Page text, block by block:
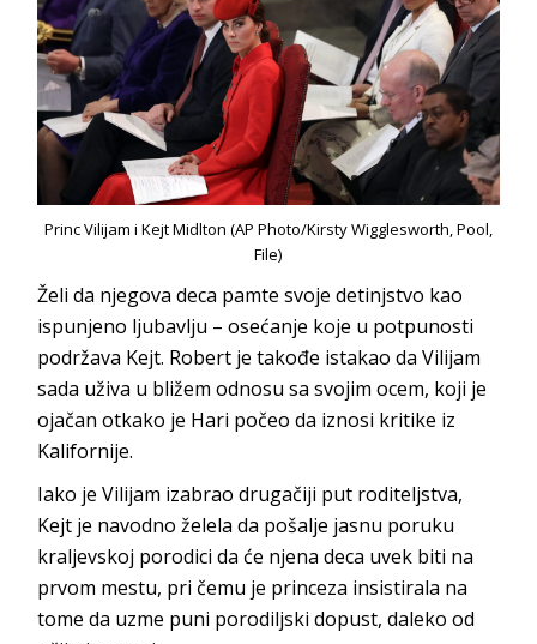
Princ Vilijam i Kejt Midlton (AP Photo/Kirsty Wigglesworth, Pool,
File)
Želi da njegova deca pamte svoje detinjstvo kao
ispunjeno ljubavlju – osećanje koje u potpunosti
podržava Kejt. Robert je takođe istakao da Vilijam
sada uživa u bližem odnosu sa svojim ocem, koji je
ojačan otkako je Hari počeo da iznosi kritike iz
Kalifornije.
Iako je Vilijam izabrao drugačiji put roditeljstva,
Kejt je navodno želela da pošalje jasnu poruku
kraljevskoj porodici da će njena deca uvek biti na
prvom mestu, pri čemu je princeza insistirala na
tome da uzme puni porodiljski dopust, daleko od